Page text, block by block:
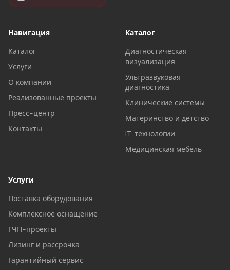
Навигация
Каталог
Услуги
О компании
Реализованные проекты
Пресс-центр
Контакты
Каталог
Диагностическая
визуализация
Ультразвуковая
диагностика
Клинические системы
Материнство и детство
IT-технологии
Медицинская мебель
Услуги
Поставка оборудования
Комплексное оснащение
ГЧП-проекты
Лизинг и рассрочка
Гарантийный сервис